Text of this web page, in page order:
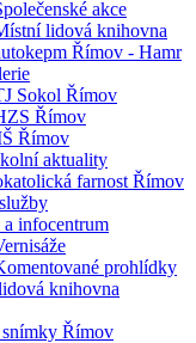
akce
lidová knihovna
Římov - Hamr
Sokol Římov
Římov
Římov
aktuality
farnost Římov
a infocentrum
prohlídky
knihovna
snímky Římov